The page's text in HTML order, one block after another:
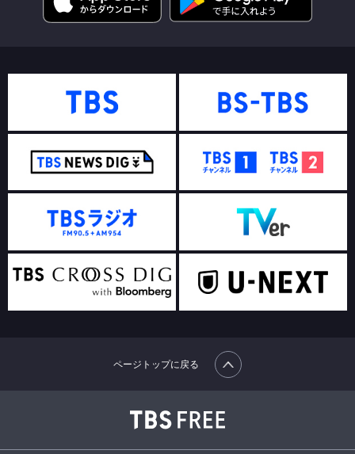
ページトップに戻る